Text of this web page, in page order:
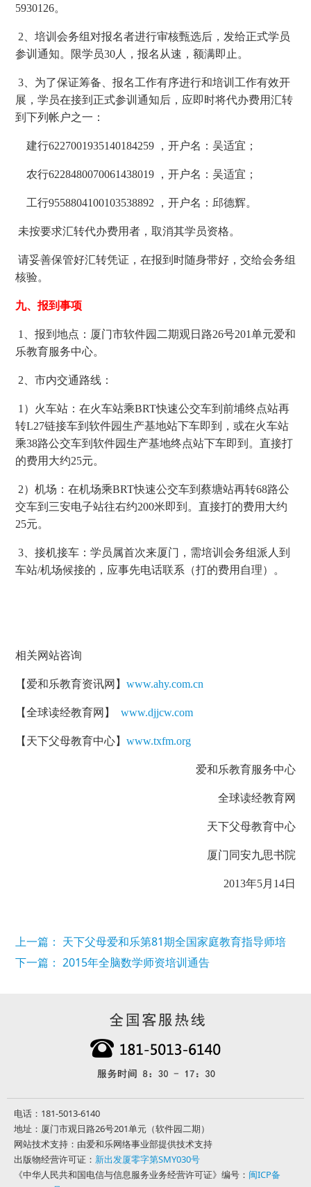
5930126。
2、培训会务组对报名者进行审核甄选后，发给正式学员
参训通知。限学员30人，报名从速，额满即止。
3、为了保证筹备、报名工作有序进行和培训工作有效开
展，学员在接到正式参训通知后，应即时将代办费用汇转
到下列帐户之一：
建行6227001935140184259 ，开户名：吴适宜；
农行6228480070061438019 ，开户名：吴适宜；
工行9558804100103538892 ，开户名：邱德辉。
未按要求汇转代办费用者，取消其学员资格。
请妥善保管好汇转凭证，在报到时随身带好，交给会务组
核验。
九、报到事项
1、报到地点：厦门市软件园二期观日路26号201单元爱和
乐教育服务中心。
2、市内交通路线：
1）火车站：在火车站乘BRT快速公交车到前埔终点站再
转L27链接车到软件园生产基地站下车即到，或在火车站
乘38路公交车到软件园生产基地终点站下车即到。直接打
的费用大约25元。
2）机场：在机场乘BRT快速公交车到蔡塘站再转68路公
交车到三安电子站往右约200米即到。直接打的费用大约
25元。
3、接机接车：学员属首次来厦门，需培训会务组派人到
车站/机场候接的，应事先电话联系（打的费用自理）。
相关网站咨询
【爱和乐教育资讯网】 www.ahy.com.cn
【全球读经教育网】 www.djjcw.com
【天下父母教育中心】 www.txfm.org
爱和乐教育服务中心
全球读经教育网
天下父母教育中心
厦门同安九思书院
2013年5月14日
上一篇： 天下父母爱和乐第81期全国家庭教育指导师培
训班暨加盟合作交流会
下一篇： 2015年全脑数学师资培训通告
电话：181-5013-6140
地址：厦门市观日路26号201单元（软件园二期）
网站技术支持：由爱和乐网络事业部提供技术支持
出版物经营许可证： 新出发厦零字第SMY030号
《中华人民共和国电信与信息服务业务经营许可证》编号： 闽ICP备